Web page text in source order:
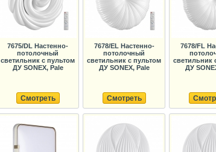
7675/DL Настенно-
потолочный
светильник с пультом
ДУ SONEX, Pale
Смотреть
7678/EL Настенно-
потолочный
светильник с пультом
ДУ SONEX, Pale
Смотреть
7678/FL
светильник
ДУ